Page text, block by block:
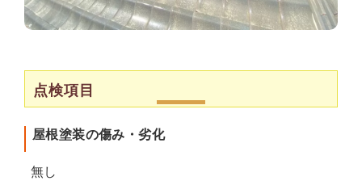
点検項目
屋根塗装の傷み・劣化
無し